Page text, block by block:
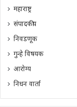
महाराष्ट्र
संपादकीय
निवडणूक
गुन्हे विषयक
आरोग्य
निधन वार्ता